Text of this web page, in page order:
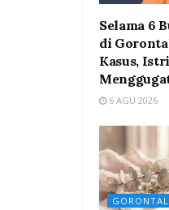
Selama 6
di
Kasus,
6 AGU 2026